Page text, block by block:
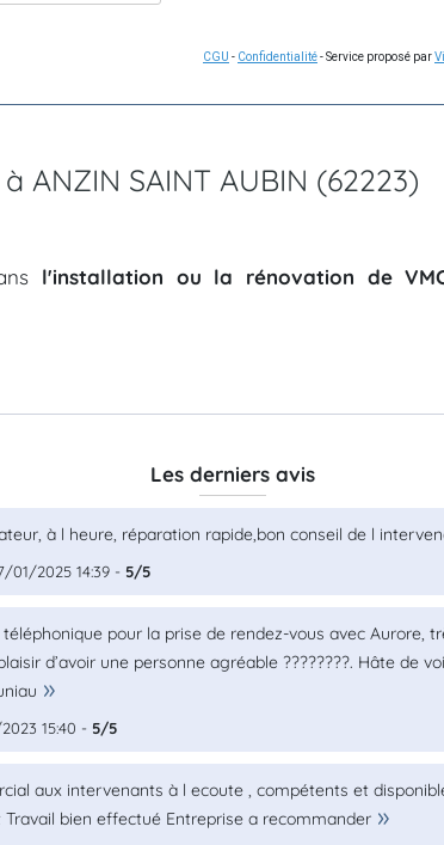
CGU - Confidentialité- Service proposé par
ANZIN SAINT AUBIN (62223)
l'installation ou la rénovation de
Les derniers avis
à l heure, réparation rapide,bon conseil de l
01/2025 14:39 - 5/5
pour la prise de rendez-vous avec Aurore,
d’avoir une personne agréable ????????. Hâte de
15:40 - 5/5
aux intervenants à l ecoute , compétents et
bien effectué Entreprise a recommander